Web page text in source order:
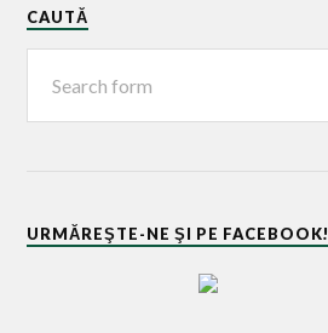
CAUTĂ
URMĂREŞTE-NE ŞI PE FACEBOOK!